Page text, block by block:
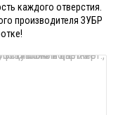
каждого отверстия.
производителя ЗУБР